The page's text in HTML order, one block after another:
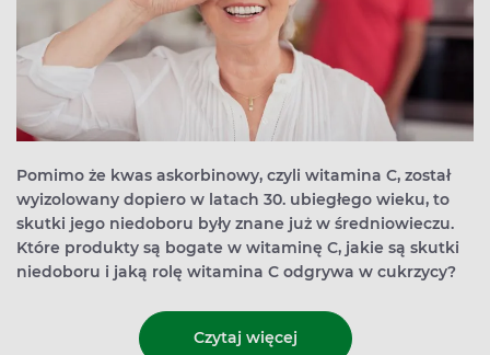
Pomimo że kwas askorbinowy, czyli witamina C, został
wyizolowany dopiero w latach 30. ubiegłego wieku, to
skutki jego niedoboru były znane już w średniowieczu.
Które produkty są bogate w witaminę C, jakie są skutki
niedoboru i jaką rolę witamina C odgrywa w cukrzycy?
Czytaj więcej